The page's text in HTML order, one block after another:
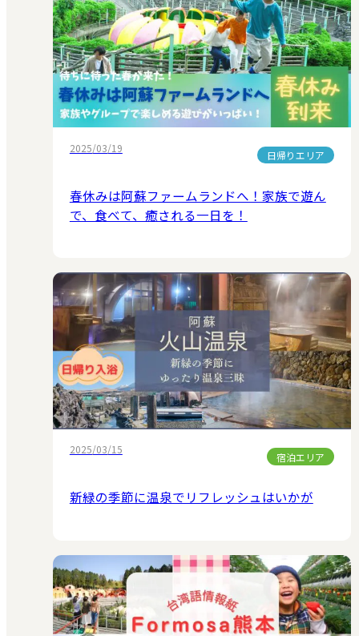
2025/03/19
日帰りエリア
春休みは阿蘇ファームランドへ！家族で遊ん
で、食べて、癒される一日を！
2025/03/15
宿泊エリア
新緑の季節に温泉でリフレッシュはいかが